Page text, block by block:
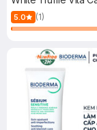
Cream
5.0 (1)